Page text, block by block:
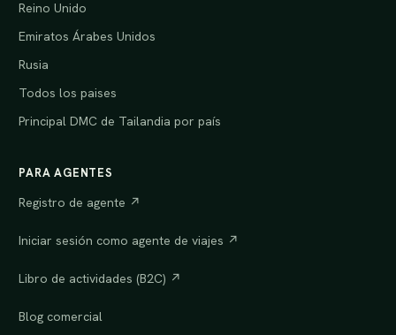
Reino Unido
Emiratos Árabes Unidos
Rusia
Todos los paises
Principal DMC de Tailandia por país
PARA AGENTES
Registro de agente ↗
Iniciar sesión como agente de viajes ↗
Libro de actividades (B2C) ↗
Blog comercial